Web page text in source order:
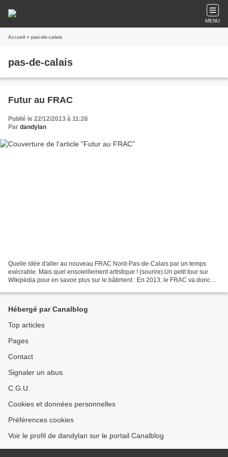
MENU
Accueil » pas-de-calais
pas-de-calais
Futur au FRAC
Publié le 22/12/2013 à 11:26
Par dandylan
Quelle idée d'aller au nouveau FRAC Nord-Pas-de-Calais par un temps
exécrable. Mais quel ensoleillement artistique ! (sourire).Un petit tour sur
Wikipédia pour en savoir plus sur le bâtiment : En 2013, le FRAC va donc
Hébergé par Canalblog
Top articles
Pages
Contact
Signaler un abus
C.G.U.
Cookies et données personnelles
Préférences cookies
Voir le profil de dandylan sur le portail Canalblog